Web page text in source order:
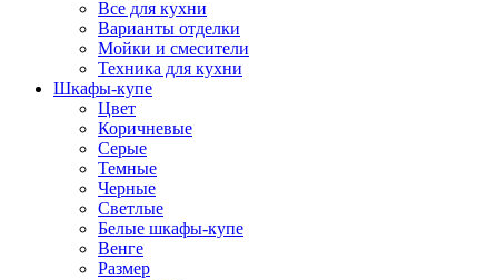
Все для кухни
Варианты отделки
Мойки и смесители
Техника для кухни
Шкафы-купе
Цвет
Коричневые
Серые
Темные
Черные
Светлые
Белые шкафы-купе
Венге
Размер